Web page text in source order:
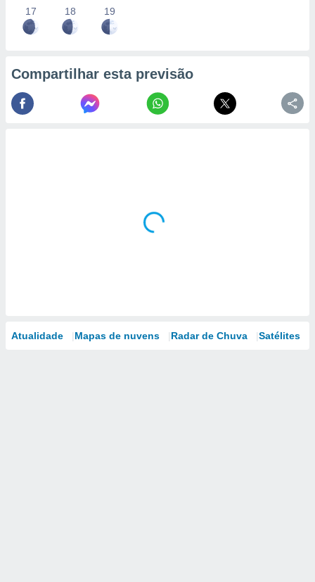
17 18 19
Compartilhar esta previsão
Atualidade Mapas de nuvens Radar de Chuva Satélites